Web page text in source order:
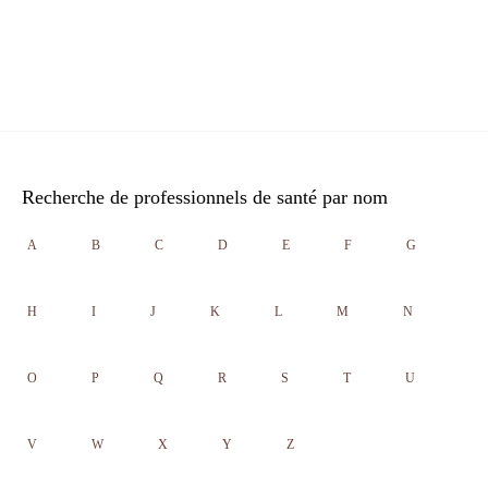
Recherche de professionnels de santé par nom
A B C D E F G
H I J K L M N
O P Q R S T U
V W X Y Z